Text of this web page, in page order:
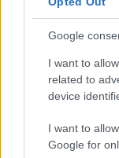
Google
I want to
related to
device
I want to
Google for
melyik a
kért, üzleti
hitelt vesz fel
Az üzleti
kell választ